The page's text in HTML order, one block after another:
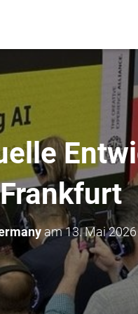
am13. Mai 2026